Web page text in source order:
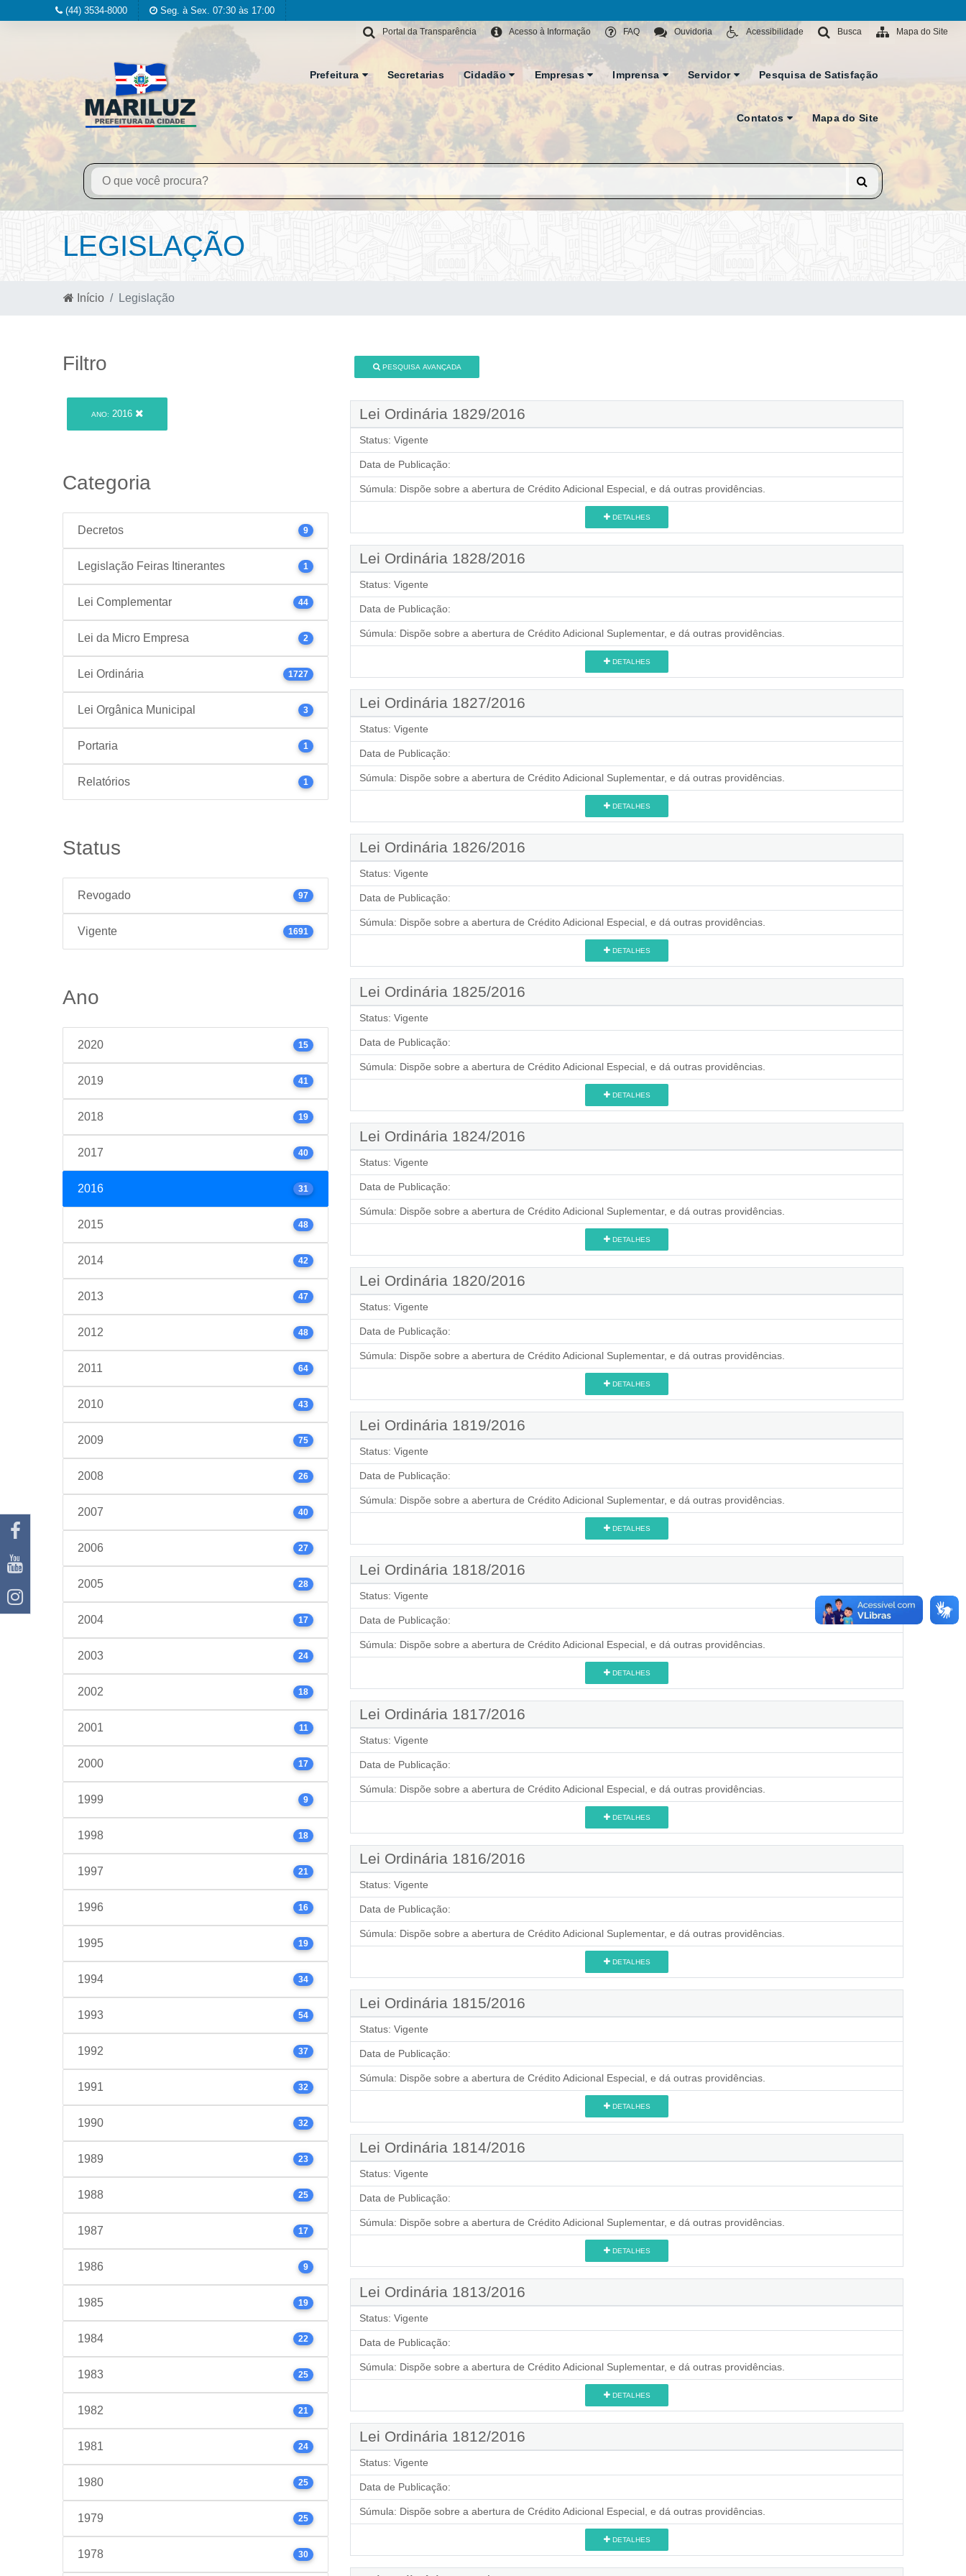
(44) 3534-8000 Seg. à Sex. 07:30 às 17:00
Mapa do Site
Busca
Acessibilidade
Ouvidoria
FAQ
Acesso à Informação
Portal da Transparência
Prefeitura Secretarias Cidadão Empresas Imprensa Servidor Pesquisa de Satisfação
Contatos Mapa do Site
LEGISLAÇÃO
Início Legislação
Filtro
ANO: 2016
Categoria
Decretos 9
Legislação Feiras Itinerantes 1
Lei Complementar 44
Lei da Micro Empresa 2
Lei Ordinária 1727
Lei Orgânica Municipal 3
Portaria 1
Relatórios 1
Status
Revogado 97
Vigente 1691
Ano
2020 15
2019 41
2018 19
2017 40
2016 31
2015 48
2014 42
2013 47
2012 48
2011 64
2010 43
2009 75
2008 26
2007 40
2006 27
2005 28
2004 17
2003 24
2002 18
2001 11
2000 17
1999 9
1998 18
1997 21
1996 16
1995 19
1994 34
1993 54
1992 37
1991 32
1990 32
1989 23
1988 25
1987 17
1986 9
1985 19
1984 22
1983 25
1982 21
1981 24
1980 25
1979 25
1978 30
PESQUISA AVANÇADA
Lei Ordinária 1829/2016
Status: Vigente
Data de Publicação:
Súmula: Dispõe sobre a abertura de Crédito Adicional Especial, e dá outras providências.
DETALHES
Lei Ordinária 1828/2016
Status: Vigente
Data de Publicação:
Súmula: Dispõe sobre a abertura de Crédito Adicional Suplementar, e dá outras providências.
DETALHES
Lei Ordinária 1827/2016
Status: Vigente
Data de Publicação:
Súmula: Dispõe sobre a abertura de Crédito Adicional Suplementar, e dá outras providências.
DETALHES
Lei Ordinária 1826/2016
Status: Vigente
Data de Publicação:
Súmula: Dispõe sobre a abertura de Crédito Adicional Especial, e dá outras providências.
DETALHES
Lei Ordinária 1825/2016
Status: Vigente
Data de Publicação:
Súmula: Dispõe sobre a abertura de Crédito Adicional Especial, e dá outras providências.
DETALHES
Lei Ordinária 1824/2016
Status: Vigente
Data de Publicação:
Súmula: Dispõe sobre a abertura de Crédito Adicional Suplementar, e dá outras providências.
DETALHES
Lei Ordinária 1820/2016
Status: Vigente
Data de Publicação:
Súmula: Dispõe sobre a abertura de Crédito Adicional Suplementar, e dá outras providências.
DETALHES
Lei Ordinária 1819/2016
Status: Vigente
Data de Publicação:
Súmula: Dispõe sobre a abertura de Crédito Adicional Suplementar, e dá outras providências.
DETALHES
Lei Ordinária 1818/2016
Status: Vigente
Data de Publicação:
Súmula: Dispõe sobre a abertura de Crédito Adicional Especial, e dá outras providências.
DETALHES
Lei Ordinária 1817/2016
Status: Vigente
Data de Publicação:
Súmula: Dispõe sobre a abertura de Crédito Adicional Especial, e dá outras providências.
DETALHES
Lei Ordinária 1816/2016
Status: Vigente
Data de Publicação:
Súmula: Dispõe sobre a abertura de Crédito Adicional Suplementar, e dá outras providências.
DETALHES
Lei Ordinária 1815/2016
Status: Vigente
Data de Publicação:
Súmula: Dispõe sobre a abertura de Crédito Adicional Especial, e dá outras providências.
DETALHES
Lei Ordinária 1814/2016
Status: Vigente
Data de Publicação:
Súmula: Dispõe sobre a abertura de Crédito Adicional Suplementar, e dá outras providências.
DETALHES
Lei Ordinária 1813/2016
Status: Vigente
Data de Publicação:
Súmula: Dispõe sobre a abertura de Crédito Adicional Suplementar, e dá outras providências.
DETALHES
Lei Ordinária 1812/2016
Status: Vigente
Data de Publicação:
Súmula: Dispõe sobre a abertura de Crédito Adicional Especial, e dá outras providências.
DETALHES